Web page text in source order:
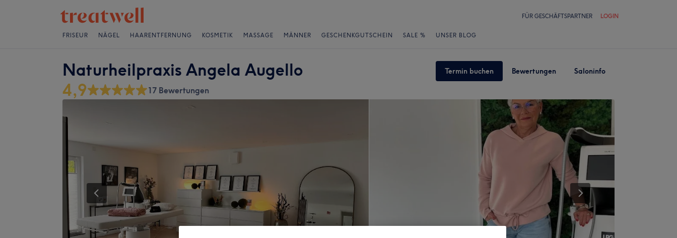
FÜR GESCHÄFTSPARTNER LOGIN
FRISEUR NÄGEL HAARENTFERNUNG KOSMETIK MASSAGE MÄNNER GESCHENKGUTSCHEIN SALE % UNSER BLOG
Naturheilpraxis Angela Augello Termin buchen Bewertungen Saloninfo
4,9 17 Bewertungen